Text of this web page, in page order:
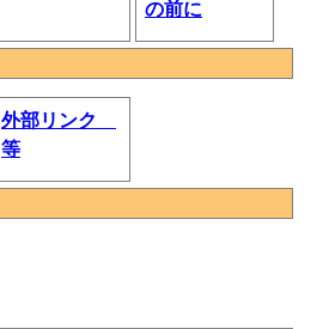
の前に
外部リンク
等